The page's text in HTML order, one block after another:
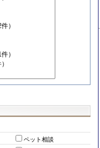
ペット相談